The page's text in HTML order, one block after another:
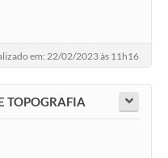
em: 22/02/2023 às 11h16
TOPOGRAFIA